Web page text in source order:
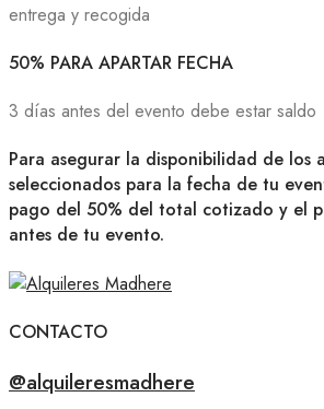
entrega y recogida
50% PARA APARTAR FECHA
3 días antes del evento debe estar saldo
Para asegurar la disponibilidad de los
seleccionados para la fecha de tu
pago del 50% del total cotizado y el
antes de tu evento.
CONTACTO
@alquileresmadhere